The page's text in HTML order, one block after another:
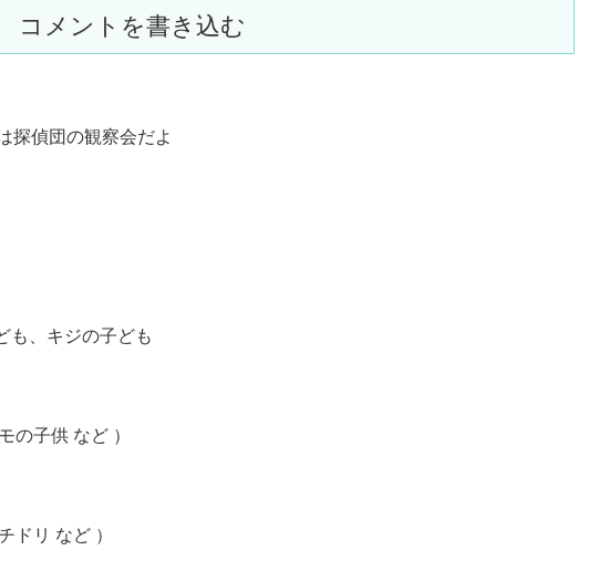
コメントを書き込む
探偵団の観察会だよ
、キジの子ども
の子供 など ）
ドリ など ）